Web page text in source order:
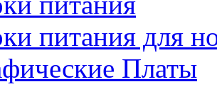
питания для
Платы